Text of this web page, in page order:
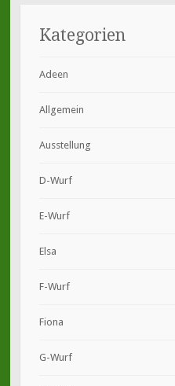
Kategorien
Adeen
Allgemein
Ausstellung
D-Wurf
E-Wurf
Elsa
F-Wurf
Fiona
G-Wurf